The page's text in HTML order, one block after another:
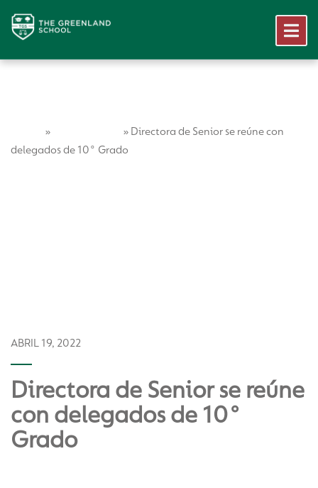
» » Directora de Senior se reúne con
delegados de 10° Grado
ABRIL 19, 2022
Directora de Senior se reúne
con delegados de 10°
Grado